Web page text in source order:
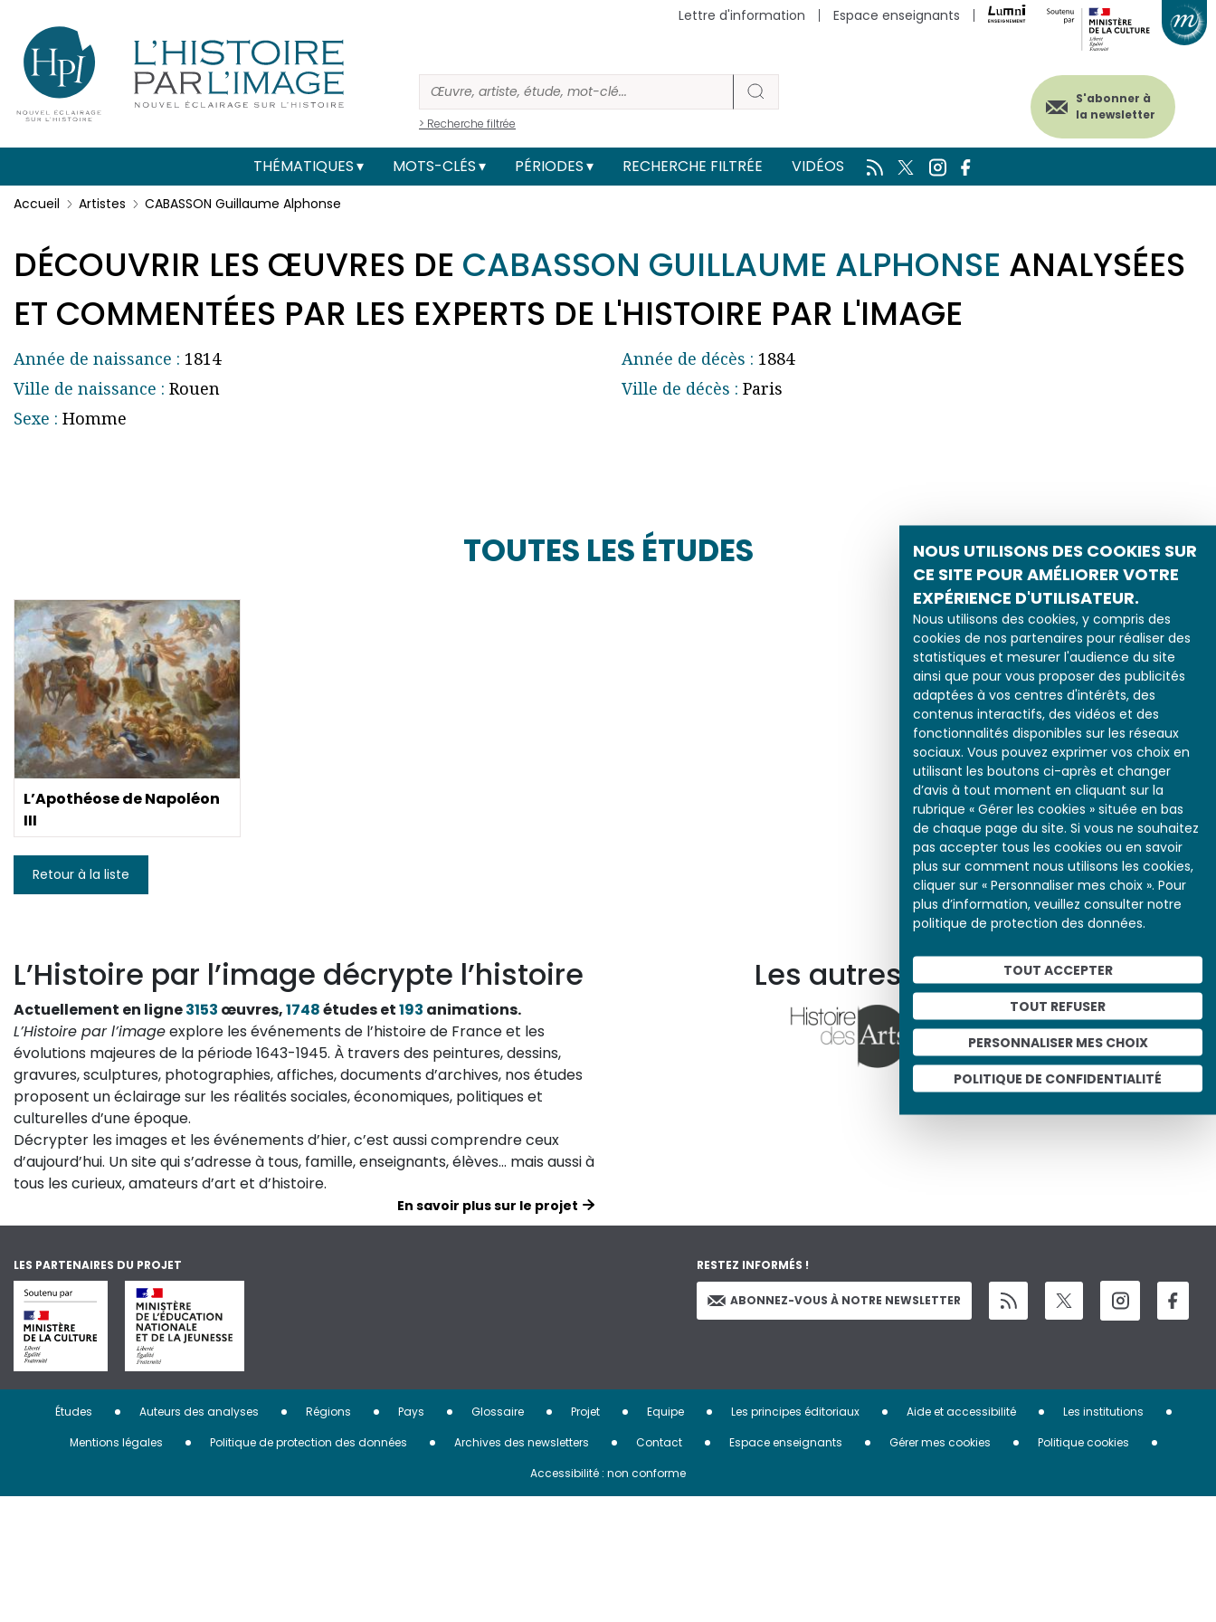
NOUS UTILISONS DES COOKIES SUR
CE SITE POUR AMÉLIORER VOTRE
EXPÉRIENCE D'UTILISATEUR.
Nous utilisons des cookies, y compris des
cookies de nos partenaires pour réaliser des
statistiques et mesurer l'audience du site
ainsi que pour vous proposer des publicités
adaptées à vos centres d'intérêts, des
contenus interactifs, des vidéos et des
fonctionnalités disponibles sur les réseaux
sociaux. Vous pouvez exprimer vos choix en
utilisant les boutons ci-après et changer
d’avis à tout moment en cliquant sur la
rubrique « Gérer les cookies » située en bas
de chaque page du site. Si vous ne souhaitez
pas accepter tous les cookies ou en savoir
plus sur comment nous utilisons les cookies,
cliquer sur « Personnaliser mes choix ». Pour
plus d’information, veuillez consulter notre
politique de protection des données.
TOUT ACCEPTER
TOUT REFUSER
PERSONNALISER MES CHOIX
POLITIQUE DE CONFIDENTIALITÉ
> Recherche filtrée
Menu
secondaire
(header)
Lettre d'information Espace enseignants
S'abonner à
la newsletter
Main
navigation
THÉMATIQUES MOTS-CLÉS PÉRIODES RECHERCHE FILTRÉE VIDÉOS
Accueil Artistes CABASSON Guillaume Alphonse
DÉCOUVRIR LES ŒUVRES DE CABASSON GUILLAUME ALPHONSE ANALYSÉES
ET COMMENTÉES PAR LES EXPERTS DE L'HISTOIRE PAR L'IMAGE
Année de naissance : 1814
Ville de naissance : Rouen
Sexe : Homme
Année de décès : 1884
Ville de décès : Paris
TOUTES LES ÉTUDES
L’Apothéose de Napoléon
III
Retour à la liste
L’Histoire par l’image décrypte l’histoire
Actuellement en ligne3153 œuvres,1748études et193 animations.
L’Histoire par l’imageexplore les événements de l’histoire de France et les
évolutions majeures de la période 1643-1945. À travers des peintures, dessins,
gravures, sculptures, photographies, affiches, documents d’archives, nos études
proposent un éclairage sur les réalités sociales, économiques, politiques et
culturelles d’une époque.
Décrypter les images et les événements d’hier, c’est aussi comprendre ceux
d’aujourd’hui. Un site qui s’adresse à tous, famille, enseignants, élèves… mais aussi à
tous les curieux, amateurs d’art et d’histoire.
En savoir plus sur le projet
Les autres ressources
LES PARTENAIRES DU PROJET RESTEZ INFORMÉS !
ABONNEZ-VOUS À NOTRE NEWSLETTER
Menu
Pied
Études Auteurs des analyses Régions Pays Glossaire Projet Equipe Les principes éditoriaux Aide et accessibilité
Les institutions
Mentions légales
Politique de protection des données Archives des newsletters Contact Espace enseignants Gérer mes cookies
Politique cookies
Accessibilité : non conforme